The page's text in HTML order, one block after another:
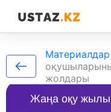
Жаңа оқу
Материалдар
жолдары